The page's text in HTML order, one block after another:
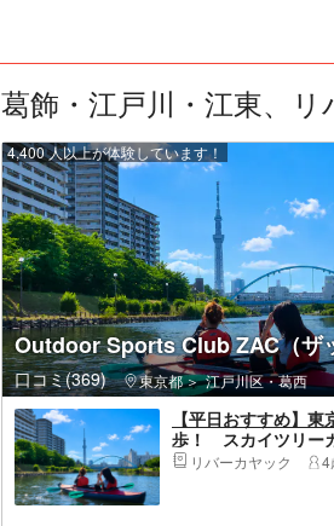
葛飾・江戸川・江東、
Outdoor Sports Club ZAC（ザ
口コミ(369) 東京都 江戸川区・葛西
4,400 人以上が体験しています！
【平日おすすめ】東
歩！ スカイツリー
ー ♪非日常体験でリ
リバーカヤック 4